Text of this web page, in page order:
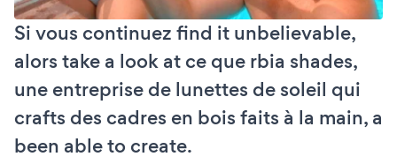
Si vous continuez find it unbelievable,
alors take a look at ce que rbia shades,
une entreprise de lunettes de soleil qui
crafts des cadres en bois faits à la main, a
been able to create.